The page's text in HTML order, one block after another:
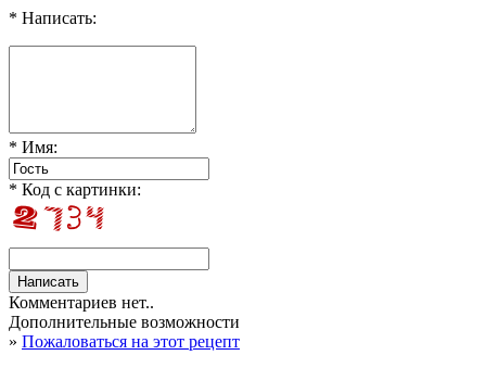
* Написать:
* Имя:
* Код с картинки:
Комментариев нет..
Дополнительные возможности
» Пожаловаться на этот рецепт